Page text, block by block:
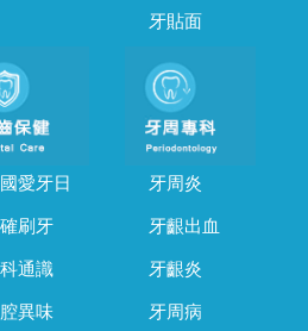
牙貼面
愛牙日
刷牙
通識
異味
牙周炎
牙齦出血
牙齦炎
牙周病